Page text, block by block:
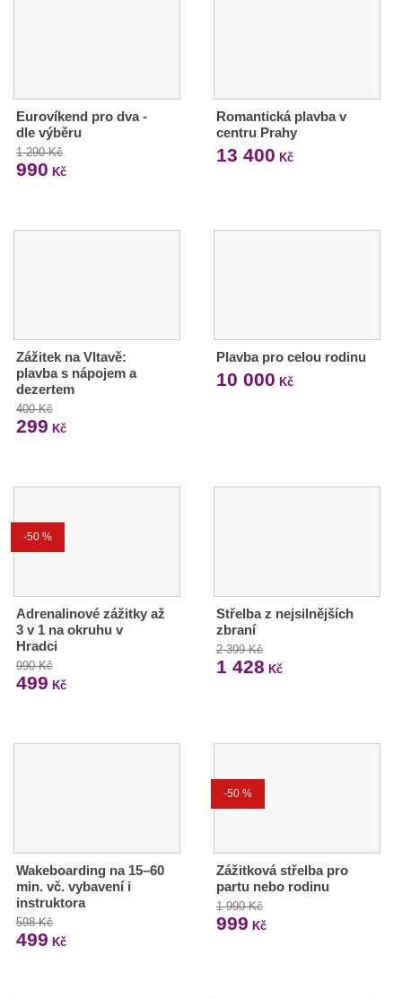
Eurovíkend pro dva -
dle výběru
1 290 Kč
990 Kč
Romantická plavba v
centru Prahy
13 400 Kč
Zážitek na Vltavě:
plavba s nápojem a
dezertem
400 Kč
299 Kč
Plavba pro celou rodinu
10 000 Kč
-50 %
Adrenalinové zážitky až
3 v 1 na okruhu v
Hradci
990 Kč
499 Kč
Střelba z nejsilnějších
zbraní
2 399 Kč
1 428 Kč
Wakeboarding na 15–60
min. vč. vybavení i
instruktora
598 Kč
499 Kč
-50 %
Zážitková střelba pro
partu nebo rodinu
1 990 Kč
999 Kč